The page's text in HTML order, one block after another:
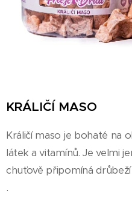
KRÁLIČÍ MASO
Králičí maso je bohaté na
látek a vitamínů. Je velmi
chuťově připomíná
.